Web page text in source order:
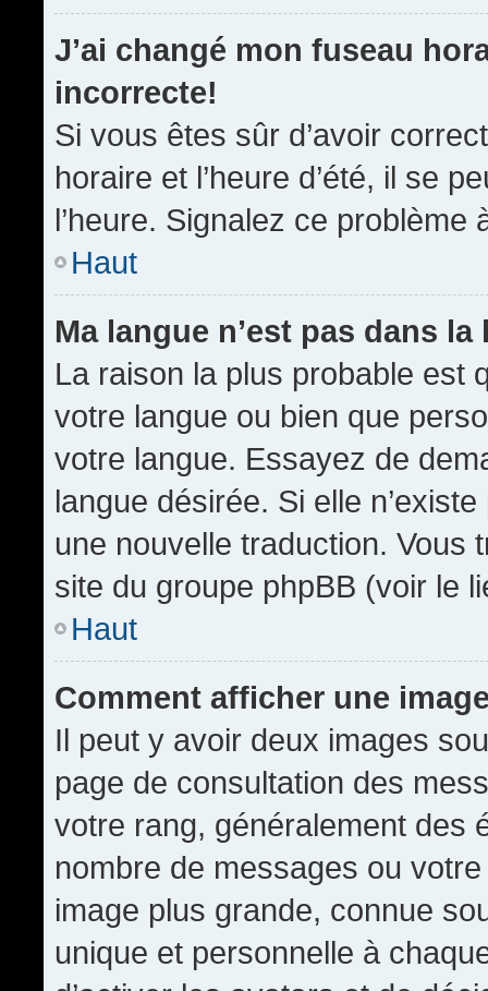
J’ai changé mon fuseau
incorrecte!
Si vous êtes sûr d’avoir
horaire et l’heure d’été, il se
l’heure. Signalez ce problème
Haut
Ma langue n’est pas dans la
La raison la plus probable est
votre langue ou bien que
votre langue. Essayez de
langue désirée. Si elle
une nouvelle traduction. Vous
site du groupe phpBB (voir le
Haut
Comment afficher une
Il peut y avoir deux images
page de consultation des
votre rang, généralement des
nombre de messages ou
image plus grande, connue
unique et personnelle à